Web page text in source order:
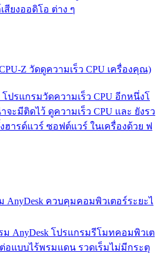
สียงออดิโอ ต่าง ๆ
Z วัดดูความเร็ว CPU เครื่องคุณ)
ปรแกรมวัดความเร็ว CPU อีกหนึ่งโ
ะมีติดไว้ ดูความเร็ว CPU และ ยังรว
ฮารด์แวร์ ซอฟต์แวร์ ในเครื่องด้วย ฟ
AnyDesk ควบคุมคอมพิวเตอร์ระยะไ
AnyDesk โปรแกรมรีโมทคอมพิวเต
อแบบไร้พรมแดน รวดเร็มไม่มีกระตุ